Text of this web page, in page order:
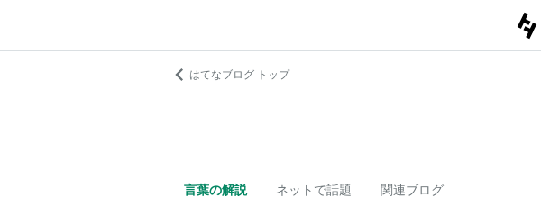
はてなブログ トップ
言葉の解説 ネットで話題 関連ブログ